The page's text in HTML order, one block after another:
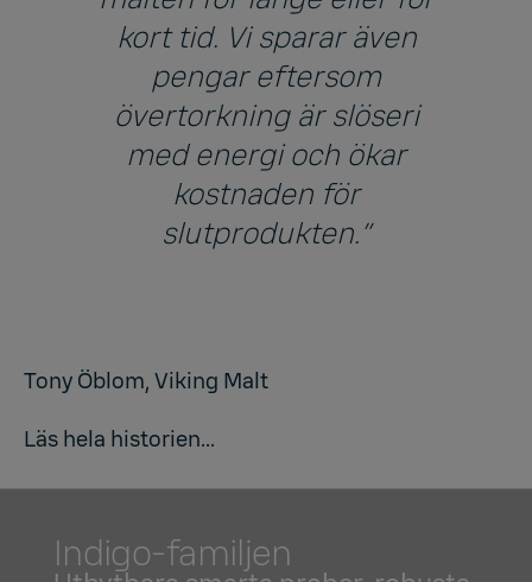
kort tid. Vi sparar även
pengar eftersom
övertorkning är slöseri
med energi och ökar
kostnaden för
slutprodukten.”
Tony Öblom, Viking Malt
Läs hela historien...
Indigo-familjen